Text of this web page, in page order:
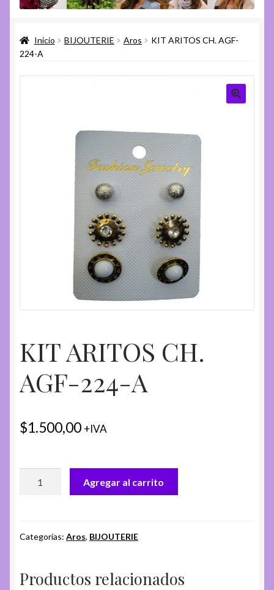
menú
menú
Ayuda
menú
hijo
Inicio BIJOUTERIE Aros
KIT ARITOS CH. AGF-
224-A
KIT ARITOS CH.
AGF-224-A
$1.500,00 +IVA
224-
Agregar al carrito
Categorías: Aros, BIJOUTERIE
Productos relacionados